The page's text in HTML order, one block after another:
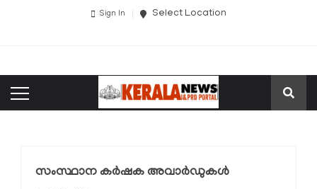
Sign In Select Location
സംസ്ഥാന കർഷക അവാർഡുകൾ